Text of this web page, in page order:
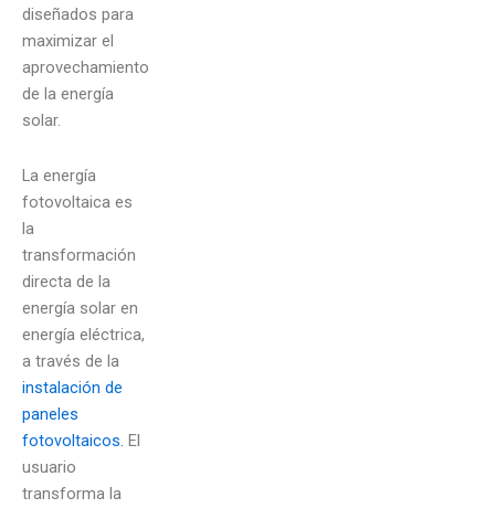
diseñados para
maximizar el
aprovechamiento
de la energía
solar.
La energía
fotovoltaica es
la
transformación
directa de la
energía solar en
energía eléctrica,
a través de la
instalación de
paneles
fotovoltaicos. El
usuario
transforma la